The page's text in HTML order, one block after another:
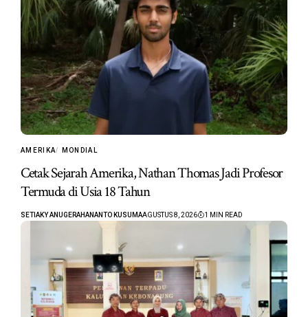
AMERIKA MONDIAL
Cetak Sejarah Amerika, Nathan Thomas Jadi Profesor
Termuda di Usia 18 Tahun
SETIAKY ANUGERAHANANTO KUSUMAAGUSTUS 8, 2026 1 MIN READ